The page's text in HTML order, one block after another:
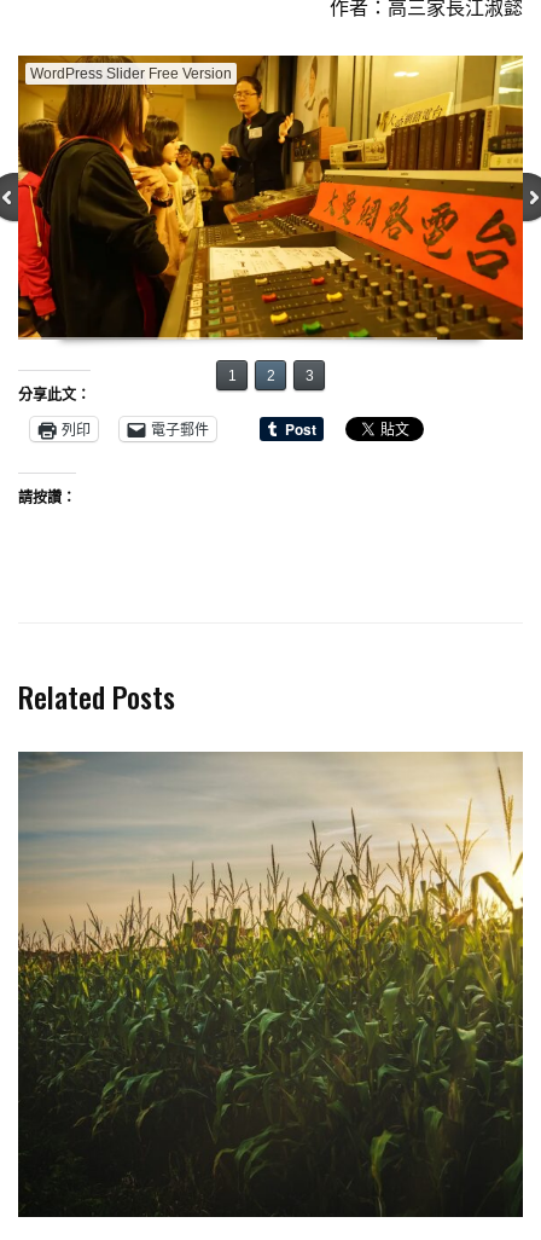
作者：高三家長江淑懿
WordPress Slider Free Version
1 2 3
分享此文：
列印
電子郵件
請按讚：
Related Posts